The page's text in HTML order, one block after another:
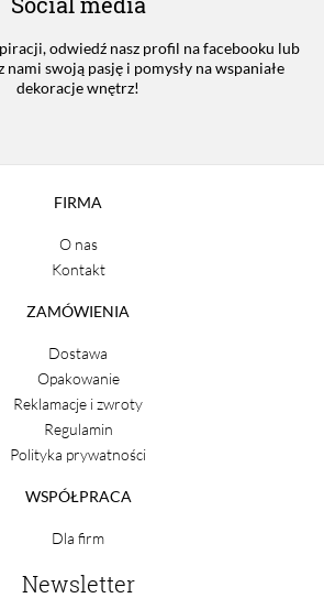
odwiedź nasz profil na facebooku lub
nami swoją pasję i pomysły na wspaniałe
dekoracje wnętrz!
FIRMA
O nas
Kontakt
ZAMÓWIENIA
Dostawa
Opakowanie
Reklamacje i zwroty
Regulamin
Polityka prywatności
WSPÓŁPRACA
Dla firm
Newsletter